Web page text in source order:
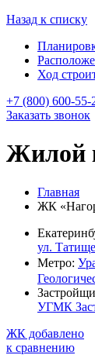
Назад к списку
Ход
+7 (800) 600-55-
Заказать звонок
Жилой
Главная
ЖК
ул.
Метро:
УГМК
ЖК добавлено
к сравнению